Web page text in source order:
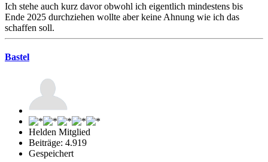
Ich stehe auch kurz davor obwohl ich eigentlich mindestens bis
Ende 2025 durchziehen wollte aber keine Ahnung wie ich das
schaffen soll.
Bastel
Helden Mitglied
Beiträge: 4.919
Gespeichert